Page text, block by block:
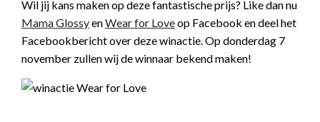
Wil jij kans maken op deze fantastische prijs? Like dan nu
Mama GlossyenWear for Loveop Facebook en deel het
Facebookbericht over deze winactie. Op donderdag 7
november zullen wij de winnaar bekend maken!